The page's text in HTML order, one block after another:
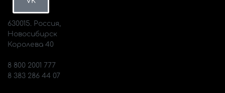
630015. Россия,
Новосибирск
Королева 40
8 800 2001 777
8 383 286 44 07